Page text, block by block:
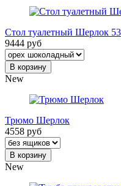
Стол туалетный Шерлок 53
9444 руб
В корзину
New
Трюмо Шерлок
4558 руб
В корзину
New